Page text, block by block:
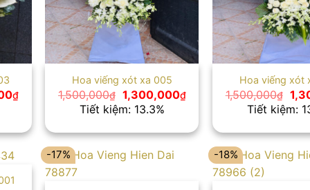
₫Giá
là:
1,000,000₫.
Hoa viếng xót xa 005
1,500,000₫ Giá
gốc
là:
1,300,000₫Giá
hiện
là:
1,300,000₫.
Tiết kiệm: 13.3%
Hoa viếng xót
1,500,000₫
Giá
gốc
là:
Tiết kiệm:
-17% -18%